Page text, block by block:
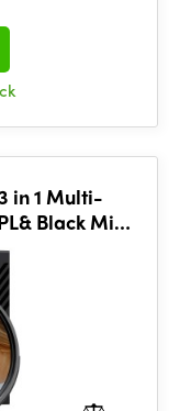
in 1 Multi-
Black Mist